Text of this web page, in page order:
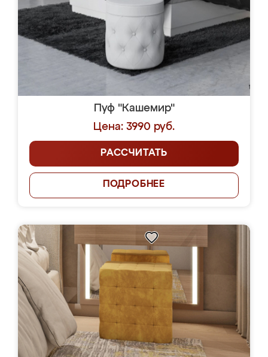
Пуф "Кашемир"
Цена: 3990 руб.
РАССЧИТАТЬ
ПОДРОБНЕЕ